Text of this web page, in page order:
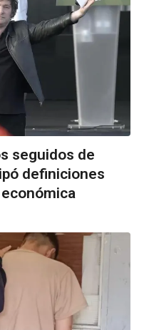
seguidos de
definiciones